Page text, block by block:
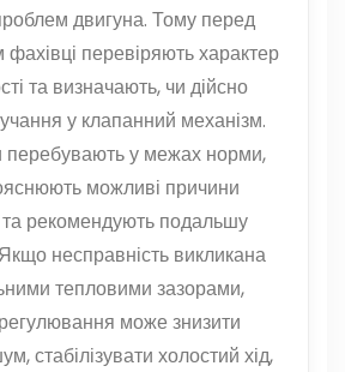
двигуна. Тому перед
перевіряють характер
та визначають, чи дійсно
у клапанний механізм.
перебувають у межах норми,
можливі причини
рекомендують подальшу
несправність викликана
тепловими зазорами,
може знизити
стабілізувати холостий хід,